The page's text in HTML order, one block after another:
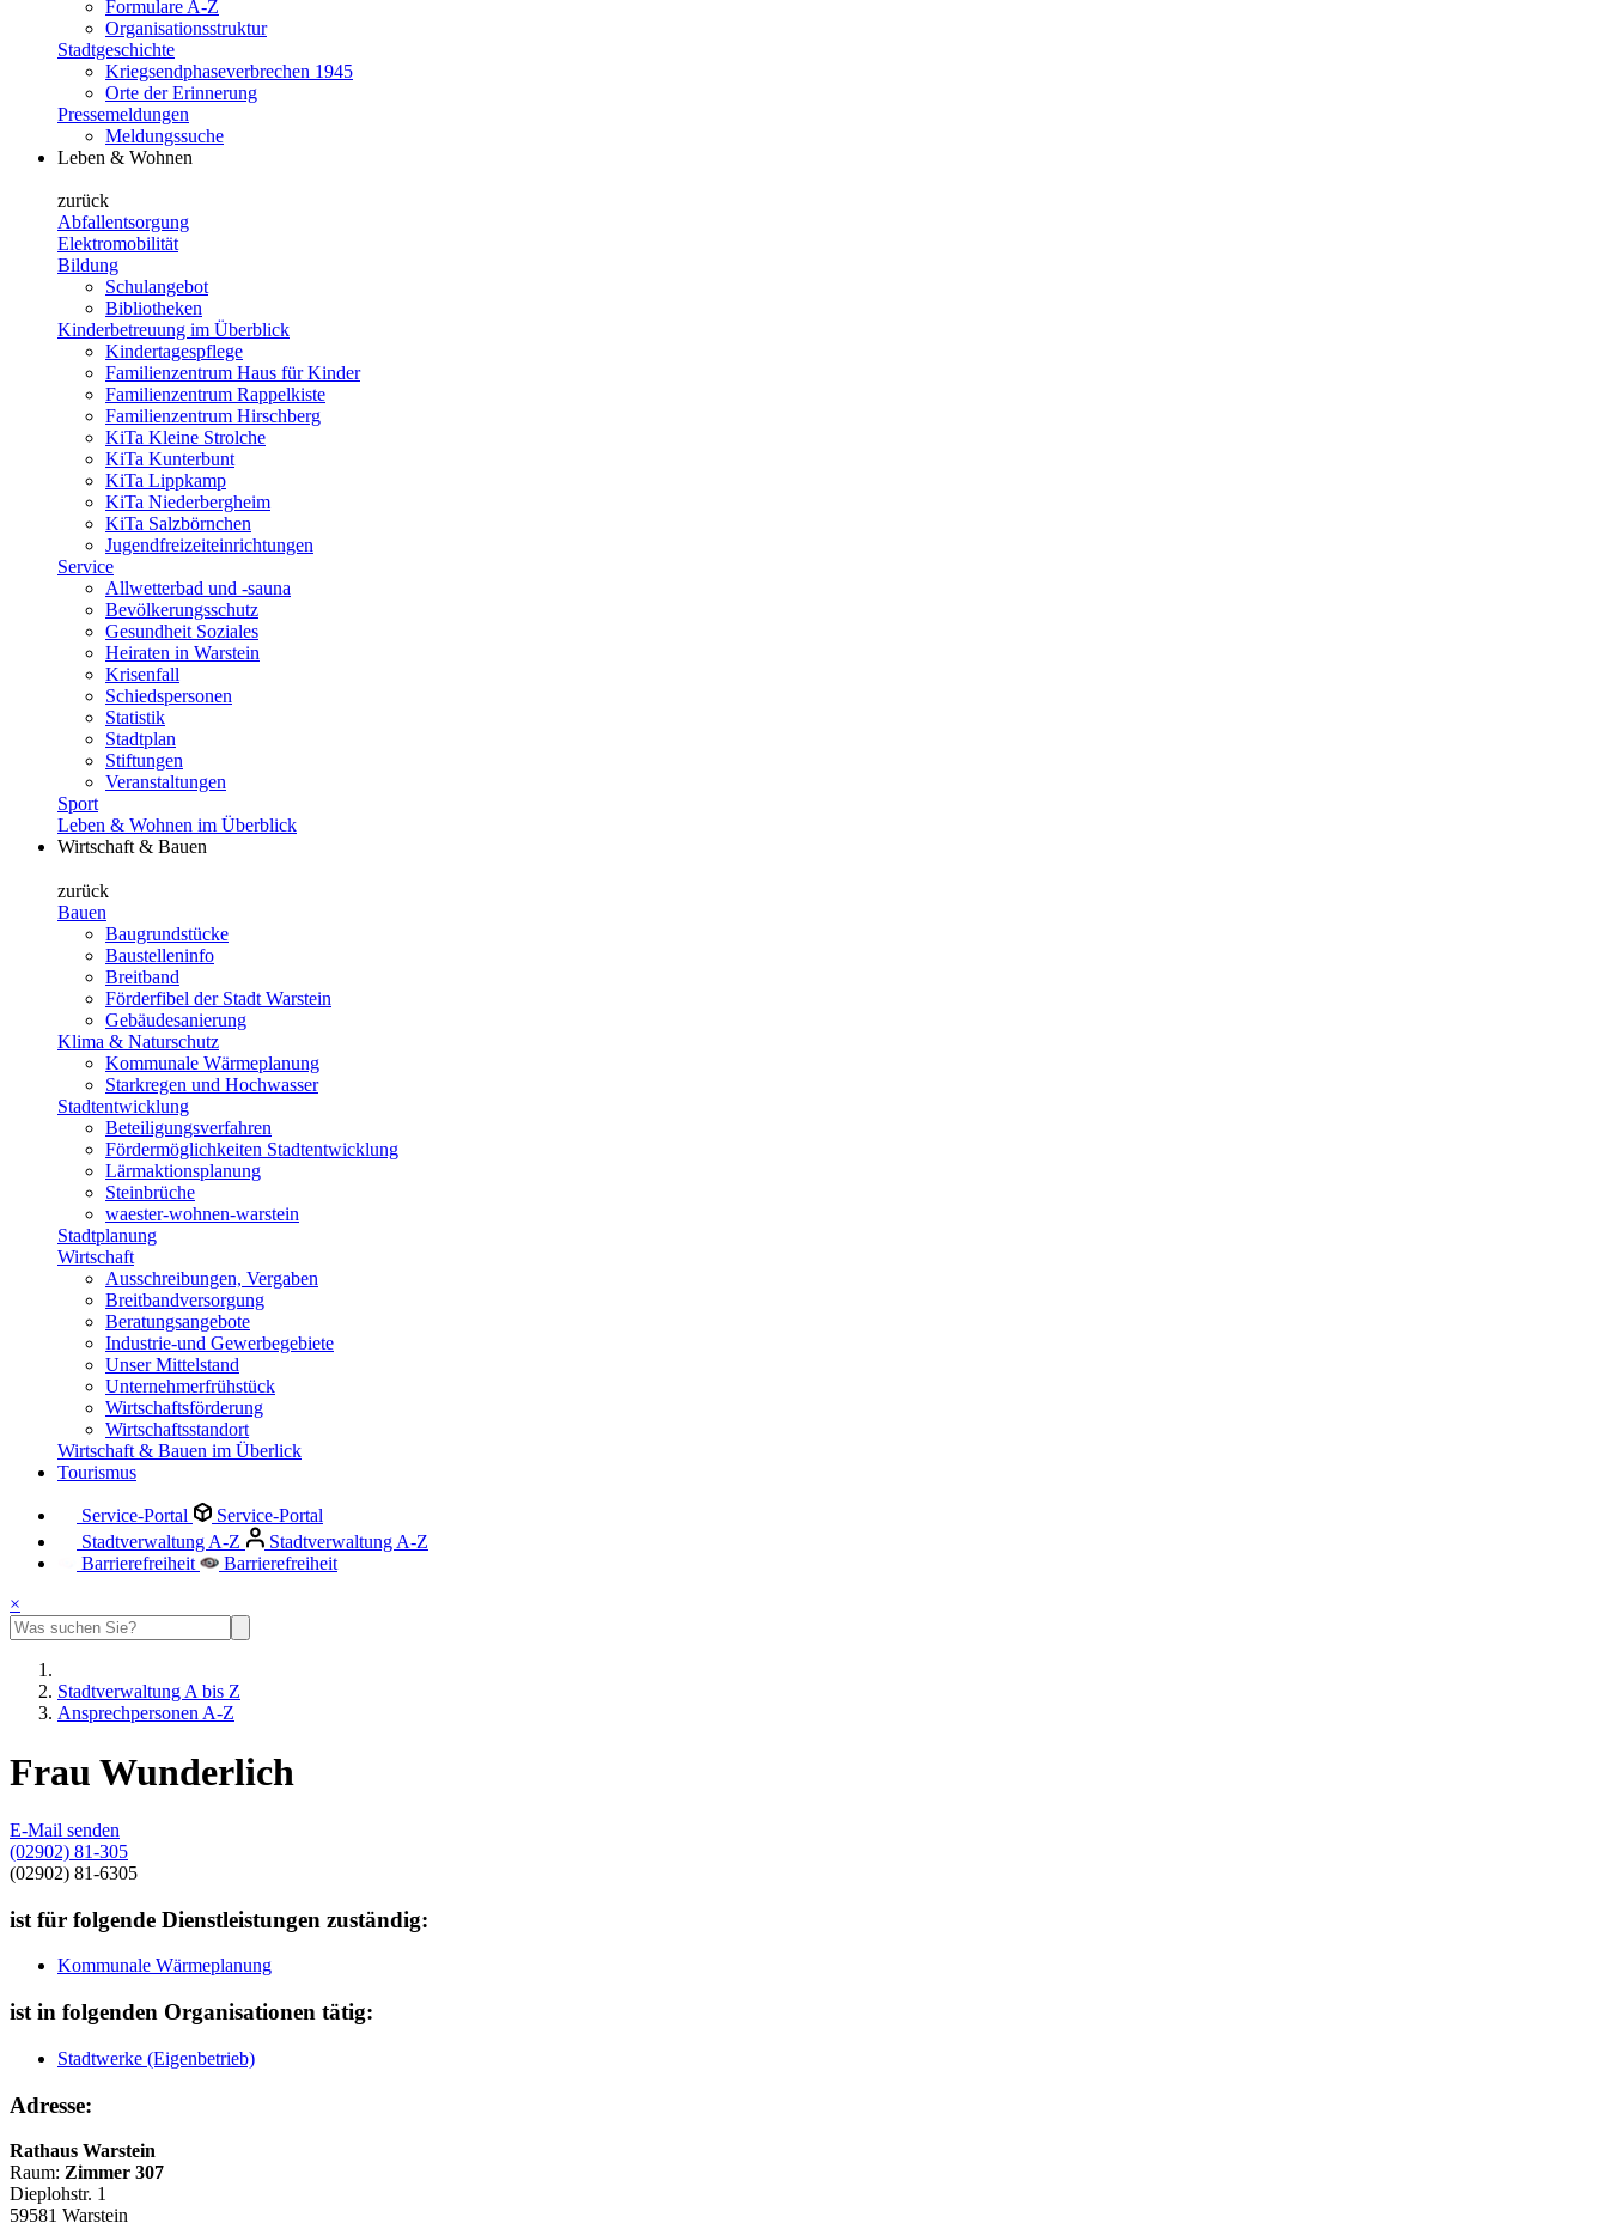
Formulare A-Z
Organisationsstruktur
Stadtgeschichte
Kriegsendphaseverbrechen 1945
Orte der Erinnerung
Pressemeldungen
Meldungssuche
Leben & Wohnen
zurück
Abfallentsorgung
Elektromobilität
Bildung
Schulangebot
Bibliotheken
Kinderbetreuung im Überblick
Kindertagespflege
Familienzentrum Haus für Kinder
Familienzentrum Rappelkiste
Familienzentrum Hirschberg
KiTa Kleine Strolche
KiTa Kunterbunt
KiTa Lippkamp
KiTa Niederbergheim
KiTa Salzbörnchen
Jugendfreizeiteinrichtungen
Service
Allwetterbad und -sauna
Bevölkerungsschutz
Gesundheit Soziales
Heiraten in Warstein
Krisenfall
Schiedspersonen
Statistik
Stadtplan
Stiftungen
Veranstaltungen
Sport
Leben & Wohnen im Überblick
Wirtschaft & Bauen
zurück
Bauen
Baugrundstücke
Baustelleninfo
Breitband
Förderfibel der Stadt Warstein
Gebäudesanierung
Klima & Naturschutz
Kommunale Wärmeplanung
Starkregen und Hochwasser
Stadtentwicklung
Beteiligungsverfahren
Fördermöglichkeiten Stadtentwicklung
Lärmaktionsplanung
Steinbrüche
waester-wohnen-warstein
Stadtplanung
Wirtschaft
Ausschreibungen, Vergaben
Breitbandversorgung
Beratungsangebote
Industrie-und Gewerbegebiete
Unser Mittelstand
Unternehmerfrühstück
Wirtschaftsförderung
Wirtschaftsstandort
Wirtschaft & Bauen im Überlick
Tourismus
Service-Portal
Service-Portal
Stadtverwaltung A-Z
Stadtverwaltung A-Z
Barrierefreiheit
Barrierefreiheit
×
Stadtverwaltung A bis Z
Ansprechpersonen A-Z
Frau Wunderlich
E-Mail senden
(02902) 81-305
(02902) 81-6305
ist für folgende Dienstleistungen zuständig:
Kommunale Wärmeplanung
ist in folgenden Organisationen tätig:
Stadtwerke (Eigenbetrieb)
Adresse:
Rathaus Warstein
Raum: Zimmer 307
Dieplohstr. 1
59581 Warstein